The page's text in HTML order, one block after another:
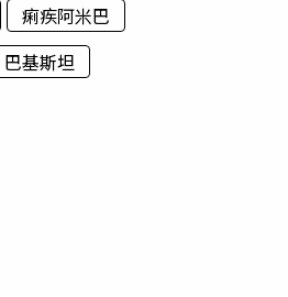
痢疾阿米巴
巴基斯坦